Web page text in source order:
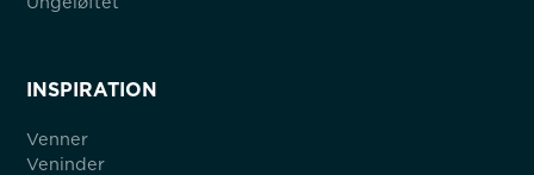
INSPIRATION
Venner
Veninder